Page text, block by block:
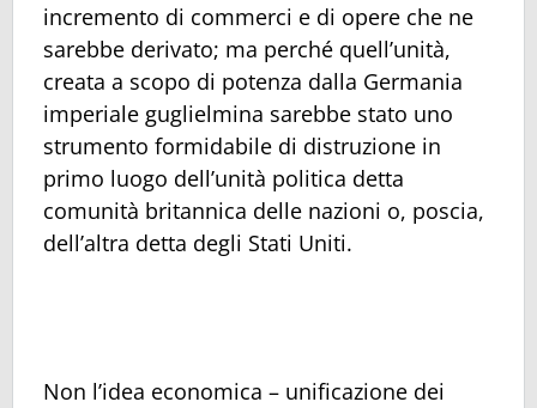
incremento di commerci e di opere che ne
sarebbe derivato; ma perché quell’unità,
creata a scopo di potenza dalla Germania
imperiale guglielmina sarebbe stato uno
strumento formidabile di distruzione in
primo luogo dell’unità politica detta
comunità britannica delle nazioni o, poscia,
dell’altra detta degli Stati Uniti.
Non l’idea economica – unificazione dei